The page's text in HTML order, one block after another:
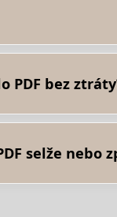
dat, která
PDF bez
že během
selže nebo
v řetězci